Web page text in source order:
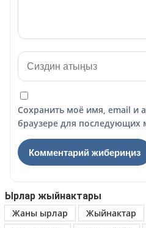
Сохранить моё имя, email и
браузере для последующих
Ырлар жыйнактары
Жаны ырлар
Жыйнактар